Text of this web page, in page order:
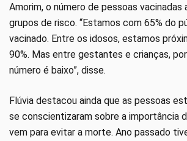
Amorim, o número de pessoas vacinadas
grupos de risco. “Estamos com 65% do
vacinado. Entre os idosos, estamos
90%. Mas entre gestantes e crianças,
número é baixo”, disse.
Flúvia destacou ainda que as pessoas
se conscientizaram sobre a importância
vem para evitar a morte. Ano passado